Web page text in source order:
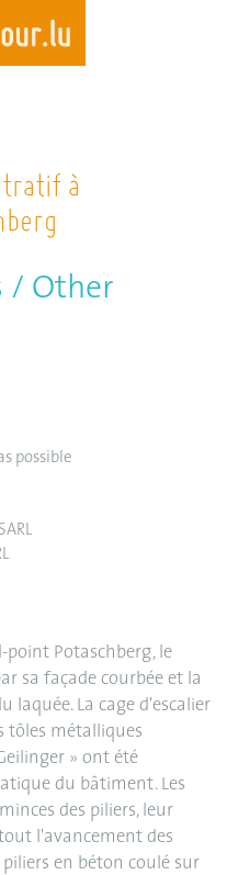
à
/ Other
possible
point Potaschberg, le
sa façade courbée et la
laquée. La cage d'escalier
tôles métalliques
» ont été
du bâtiment. Les
des piliers, leur
l'avancement des
en béton coulé sur